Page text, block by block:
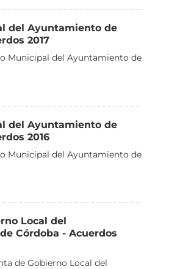
del Ayuntamiento de
2017
Municipal del Ayuntamiento de
del Ayuntamiento de
2016
Municipal del Ayuntamiento de
Local del
Córdoba - Acuerdos
de Gobierno Local del